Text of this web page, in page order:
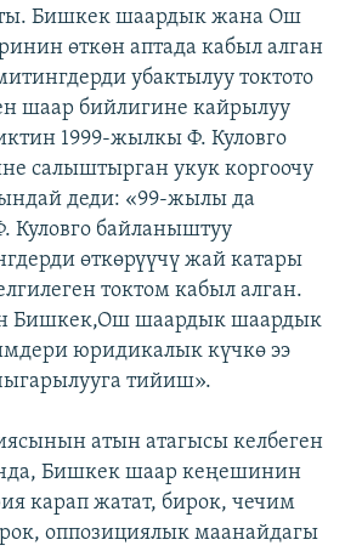
Бишкек шаардык жана Ош
өткөн аптада кабыл алган
убактылуу токтото
шаар бийлигине кайрылуу
1999-жылкы Ф. Куловго
салыштырган укук коргоочу
деди: «99-жылы да
Куловго байланыштуу
өткөрүүчү жай катары
токтом кабыл алган.
Бишкек,Ош шаардык шаардык
юридикалык күчкө ээ
тийиш».
атын атагысы келбеген
Бишкек шаар кеңешинин
карап жатат, бирок, чечим
оппозициялык маанайдагы